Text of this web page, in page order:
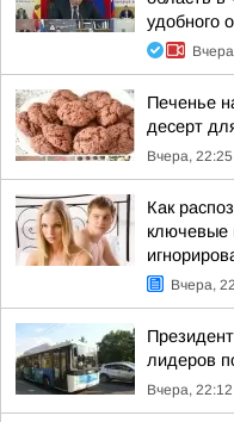
удобного
Печенье
десерт
Вчера, 22:25
Как
ключевые
Вчера,
лидеров
Вчера, 22:12